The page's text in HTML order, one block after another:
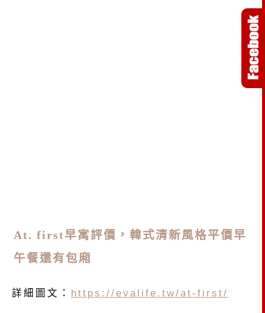
At. first早寓評價，韓式清新風格平價早
午餐還有包廂
詳細圖文： https://evalife.tw/at-first/